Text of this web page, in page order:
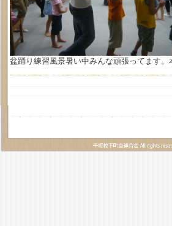
盆踊り練習風景暑い中みんな頑張ってます。